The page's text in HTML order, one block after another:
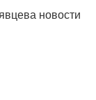
новости